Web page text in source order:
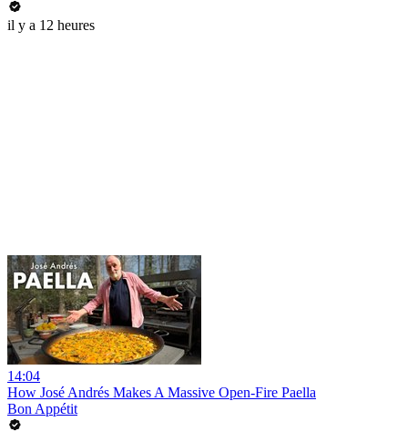
il y a 12 heures
14:04
How José Andrés Makes A Massive Open-Fire Paella
Bon Appétit